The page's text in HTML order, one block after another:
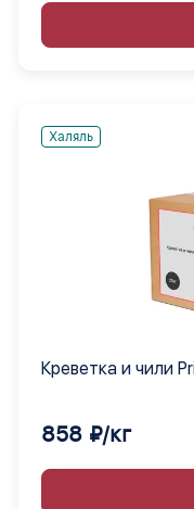
Халяль
Креветка и чили
858 ₽/кг